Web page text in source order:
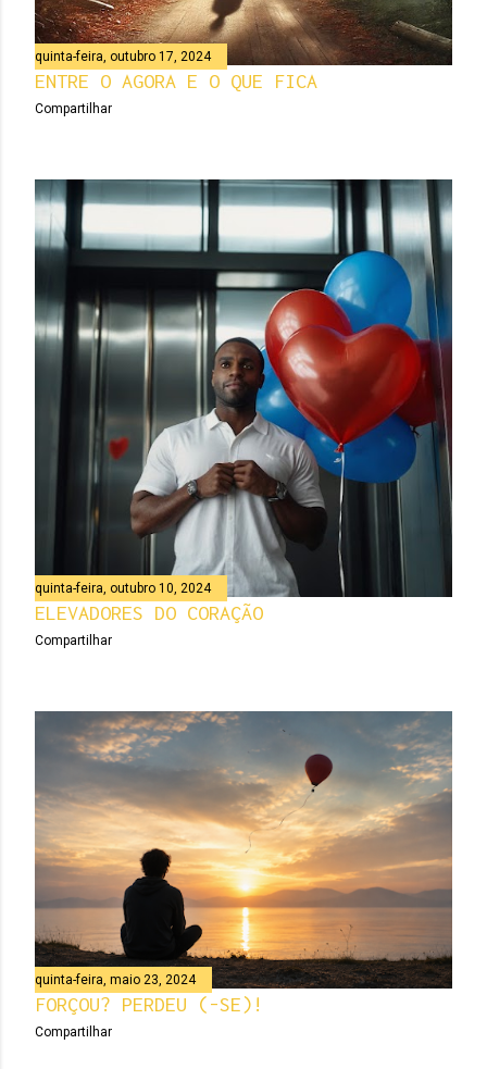
quinta-feira, outubro 17, 2024
ENTRE O AGORA E O QUE FICA
Compartilhar
quinta-feira, outubro 10, 2024
ELEVADORES DO CORAÇÃO
Compartilhar
quinta-feira, maio 23, 2024
FORÇOU? PERDEU (-SE)!
Compartilhar